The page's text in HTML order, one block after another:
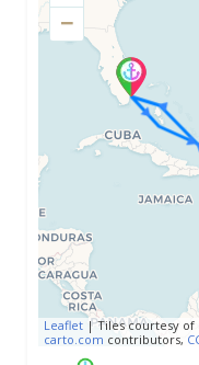
Σαιντ
−
Leaflet |Tiles courtesy of
carto.com contributors,